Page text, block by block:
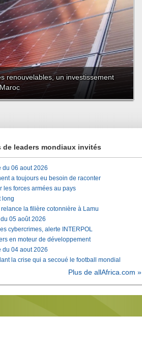
renouvelables, un investissement
leaders mondiaux invités
du 06 aout 2026
a toujours eu besoin de raconter
les forces armées au pays
long
la filière cotonnière à Lamu
05 août 2026
cybercrimes, alerte INTERPOL
en moteur de développement
du 04 aout 2026
la crise qui a secoué le football mondial
Plus de allAfrica.com »